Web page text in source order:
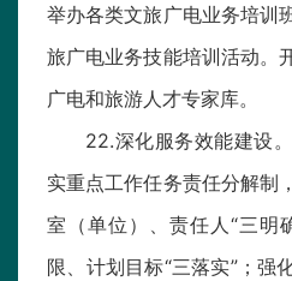
举办各类文旅广电业务培训
旅广电业务技能培训活动。
广电和旅游人才专家库。
22.深化服务效能建设
实重点工作任务责任分解制
室（单位）、责任人“三明
限、计划目标“三落实”；强